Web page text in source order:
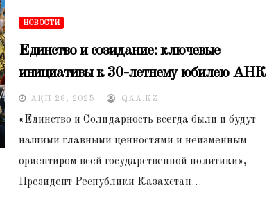
НОВОСТИ
Единство и созидание: ключевые
инициативы к 30-летнему юбилею АНК
АҚП 28, 2025 QAA.KZ
«Единство и Солидарность всегда были и будут
нашими главными ценностями и неизменным
ориентиром всей государственной политики», –
Президент Республики Казахстан…